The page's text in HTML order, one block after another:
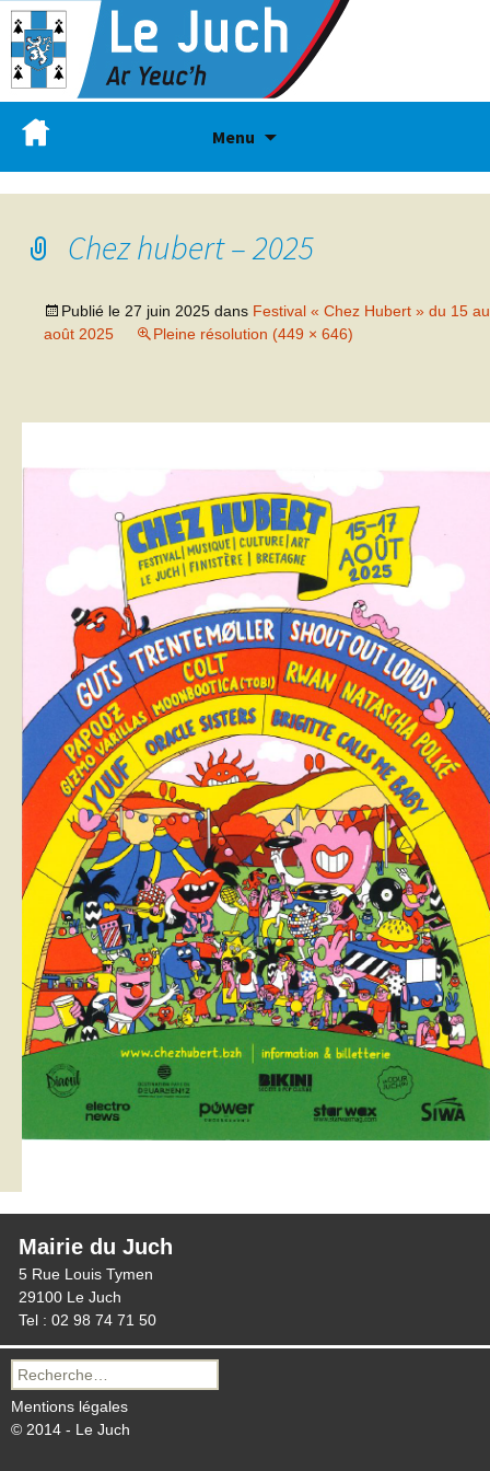
Menu
Chez hubert – 2025
Publié le 27 juin 2025 dans Festival « Chez Hubert » du 15
août 2025
Pleine résolution (449 × 646)
Mairie du Juch
5 Rue Louis Tymen
29100 Le Juch
Tel : 02 98 74 71 50
Recherche
pour :
Mentions légales
© 2014 - Le Juch